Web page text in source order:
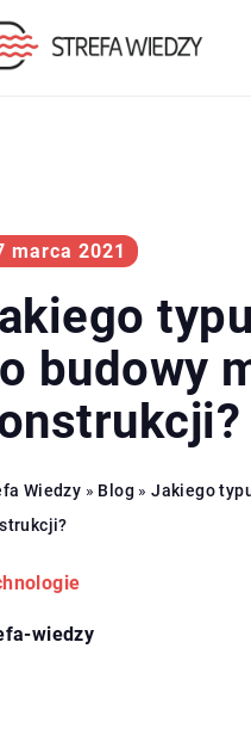
marca 2021
budowy
Wiedzy » Blog »Jakiego
wiedzy